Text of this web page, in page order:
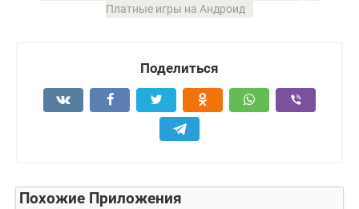
Платные игры на Андроид
Поделиться
Похожие Приложения